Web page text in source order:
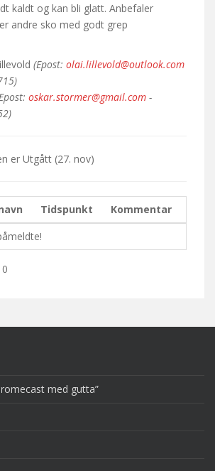
kaldt og kan bli glatt. Anbefaler
andre sko med godt grep
(Epost: olai.lillevold@outlook.com
oskar.stormer@gmail.com -
er Utgått (27. nov)
Tidspunkt
Kommentar
med gutta”